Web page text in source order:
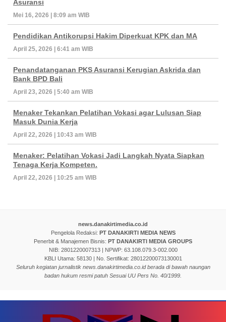
Asuransi
Mei 16, 2026 | 8:09 am WIB
Pendidikan Antikorupsi Hakim Diperkuat KPK dan MA
April 25, 2026 | 6:41 am WIB
Penandatanganan PKS Asuransi Kerugian Askrida dan
Bank BPD Bali
April 23, 2026 | 5:40 am WIB
Menaker Tekankan Pelatihan Vokasi agar Lulusan Siap
Masuk Dunia Kerja
April 22, 2026 | 10:43 am WIB
Menaker: Pelatihan Vokasi Jadi Langkah Nyata Siapkan
Tenaga Kerja Kompeten.
April 22, 2026 | 10:25 am WIB
news.danakirtimedia.co.id
Pengelola Redaksi: PT DANAKIRTI MEDIA NEWS
Penerbit & Manajemen Bisnis: PT DANAKIRTI MEDIA GROUPS
NIB: 2801220007313 | NPWP: 63.108.079.3-002.000
KBLI Utama: 58130 | No. Sertifikat: 28012200073130001
Seluruh kegiatan jurnalistik news.danakirtimedia.co.id berada di bawah naungan
badan hukum resmi patuh Sesuai UU Pers No. 40/1999.